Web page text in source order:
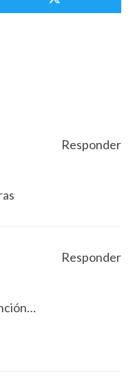
Responder
Responder